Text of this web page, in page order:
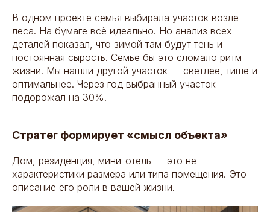
В одном проекте семья выбирала участок возле
леса. На бумаге всё идеально. Но анализ всех
деталей показал, что зимой там будут тень и
постоянная сырость. Семье бы это сломало ритм
жизни. Мы нашли другой участок — светлее, тише и
оптимальнее. Через год выбранный участок
подорожал на 30%.
Стратег формирует «смысл объекта»
Дом, резиденция, мини-отель — это не
характеристики размера или типа помещения. Это
описание его роли в вашей жизни.